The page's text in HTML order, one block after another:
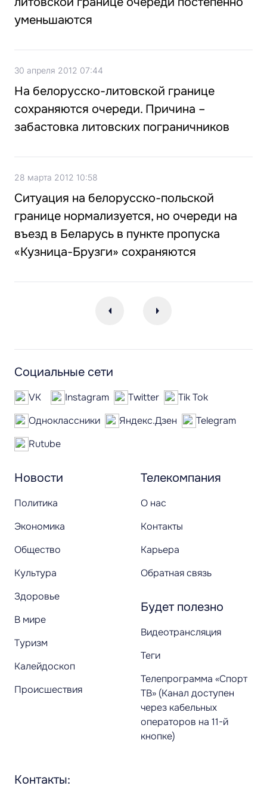
уменьшаются
30 апреля 2012 07:44
На белорусско-литовской границе
сохраняются очереди. Причина –
забастовка литовских пограничников
28 марта 2012 10:58
Ситуация на белорусско-польской
границе нормализуется, но очереди на
въезд в Беларусь в пункте пропуска
«Кузница-Брузги» сохраняются
Новости
Политика
Экономика
Общество
Культура
Здоровье
В мире
Туризм
Калейдоскоп
Происшествия
Телекомпания
О нас
Контакты
Карьера
Обратная связь
Будет полезно
Видеотрансляция
Теги
Телепрограмма «Спорт
ТВ» (Канал доступен
через кабельных
операторов на 11-й
кнопке)
Социальные сети
VK Instagram Twitter
Tik Tok
Одноклассники
Яндекс.Дзен
Telegram
Rutube
Контакты: